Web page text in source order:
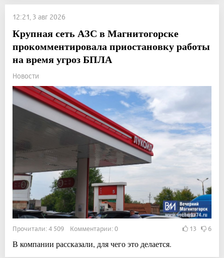
12:21, 3 авг 2026
Крупная сеть АЗС в Магнитогорске
прокомментировала приостановку работы
на время угроз БПЛА
Новости
Прочитали: 4 509 Комментарии: 0 13 6
В компании рассказали, для чего это делается.